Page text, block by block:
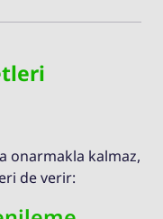
onarmakla kalmaz,
de verir: